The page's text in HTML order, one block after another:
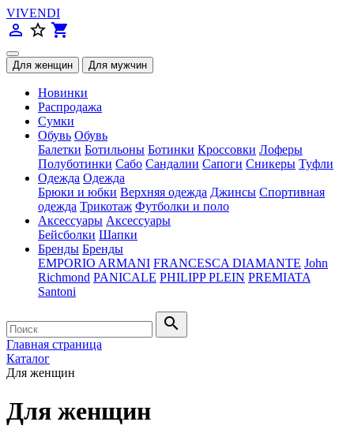
VIVENDI
person_outline star_border shopping_cart
Новинки
Распродажа
Сумки
Обувь Обувь
Балетки Ботильоны Ботинки Кроссовки Лоферы
Полуботинки Сабо Сандалии Сапоги Сникеры Туфли
Одежда Одежда
Брюки и юбки Верхняя одежда Джинсы Спортивная
одежда Трикотаж Футболки и поло
Аксессуары Аксессуары
Бейсболки Шапки
Бренды Бренды
EMPORIO ARMANI FRANCESCA DIAMANTE John
Richmond PANICALE PHILIPP PLEIN PREMIATA
Santoni
search
Главная страница
Каталог
Для женщин
Для женщин